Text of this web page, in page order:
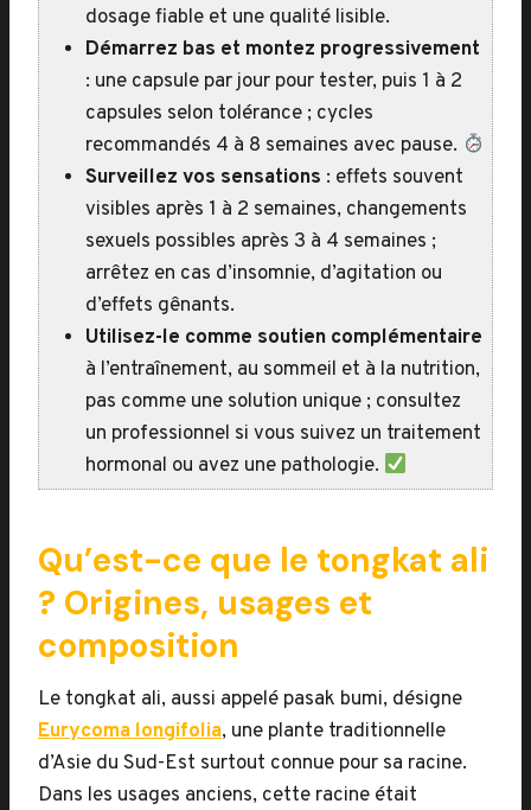
dosage fiable et une qualité lisible.
Démarrez bas et montez progressivement
: une capsule par jour pour tester, puis 1 à 2
capsules selon tolérance ; cycles
recommandés 4 à 8 semaines avec pause.
Surveillez vos sensations : effets souvent
visibles après 1 à 2 semaines, changements
sexuels possibles après 3 à 4 semaines ;
arrêtez en cas d’insomnie, d’agitation ou
d’effets gênants.
Utilisez-le comme soutien complémentaire
à l’entraînement, au sommeil et à la nutrition,
pas comme une solution unique ; consultez
un professionnel si vous suivez un traitement
hormonal ou avez une pathologie.
Qu’est-ce que le tongkat ali
? Origines, usages et
composition
Le tongkat ali, aussi appelé pasak bumi, désigne
Eurycoma longifolia, une plante traditionnelle
d’Asie du Sud-Est surtout connue pour sa racine.
Dans les usages anciens, cette racine était